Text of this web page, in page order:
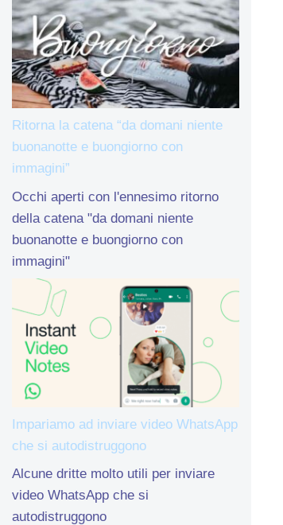
Ritorna la catena “da domani niente
buonanotte e buongiorno con
immagini”
Occhi aperti con l'ennesimo ritorno
della catena "da domani niente
buonanotte e buongiorno con
immagini"
Impariamo ad inviare video WhatsApp
che si autodistruggono
Alcune dritte molto utili per inviare
video WhatsApp che si
autodistruggono